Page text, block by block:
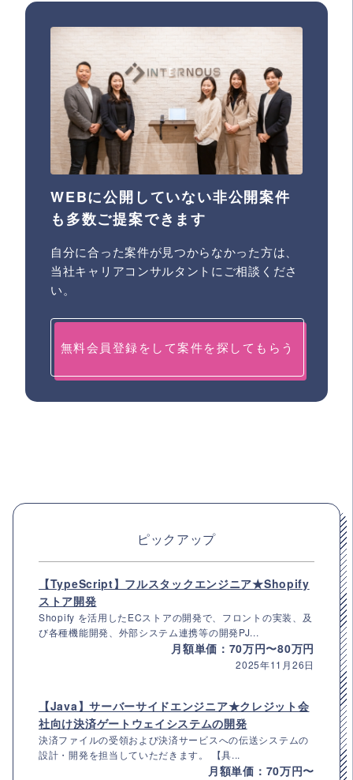
WEBに公開していない非公開案件
も多数ご提案できます
自分に合った案件が見つからなかった方は、
当社キャリアコンサルタントにご相談くださ
い。
無料会員登録をして案件を探してもらう
ピックアップ
【TypeScript】フルスタックエンジニア★Shopify
ストア開発
Shopify を活用したECストアの開発で、フロントの実装、及
び各種機能開発、外部システム連携等の開発PJ...
月額単価：70万円〜80万円
2025年11月26日
【Java】サーバーサイドエンジニア★クレジット会
社向け決済ゲートウェイシステムの開発
決済ファイルの受領および決済サービスへの伝送システムの
設計・開発を担当していただきます。 【具...
月額単価：70万円〜